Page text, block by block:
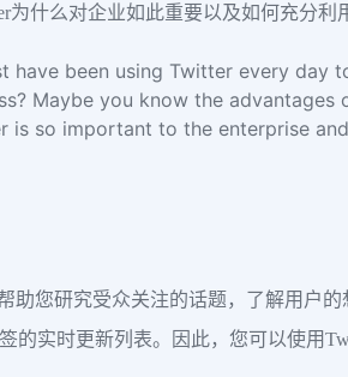
什么对企业如此重要以及如何充分利
have been using Twitter every day
Maybe you know the
is so important to the enterprise
助您研究受众关注的话题，了解用户
实时更新列表。因此，您可以使用